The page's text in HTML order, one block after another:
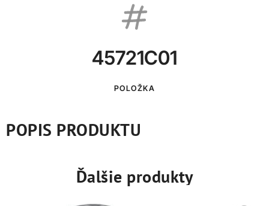
45721C01
POLOŽKA
POPIS PRODUKTU
Ďalšie produkty